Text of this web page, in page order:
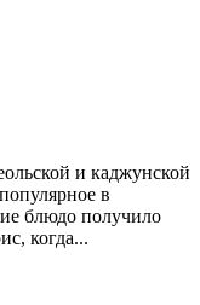
и каджунской
в
блюдо получило
когда...